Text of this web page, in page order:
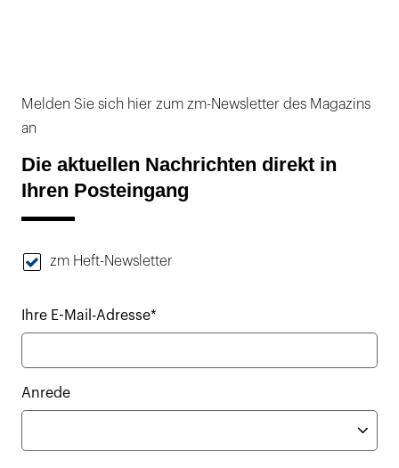
Melden Sie sich hier zum zm-Newsletter des Magazins
an
Die aktuellen Nachrichten direkt in
Ihren Posteingang
zm Heft-Newsletter
Ihre E-Mail-Adresse*
Anrede